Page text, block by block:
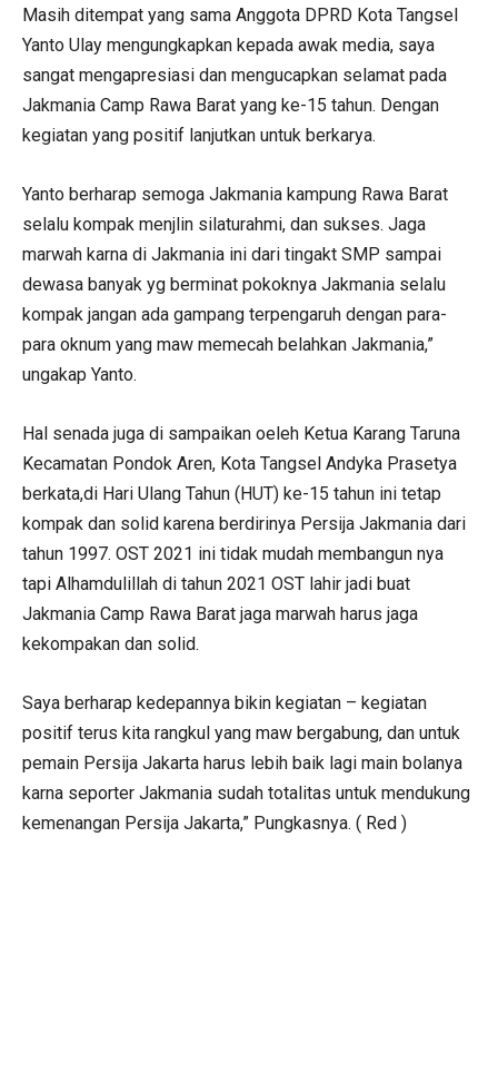
Masih ditempat yang sama Anggota DPRD Kota Tangsel
Yanto Ulay mengungkapkan kepada awak media, saya
sangat mengapresiasi dan mengucapkan selamat pada
Jakmania Camp Rawa Barat yang ke-15 tahun. Dengan
kegiatan yang positif lanjutkan untuk berkarya.
Yanto berharap semoga Jakmania kampung Rawa Barat
selalu kompak menjlin silaturahmi, dan sukses. Jaga
marwah karna di Jakmania ini dari tingakt SMP sampai
dewasa banyak yg berminat pokoknya Jakmania selalu
kompak jangan ada gampang terpengaruh dengan para-
para oknum yang maw memecah belahkan Jakmania,”
ungakap Yanto.
Hal senada juga di sampaikan oeleh Ketua Karang Taruna
Kecamatan Pondok Aren, Kota Tangsel Andyka Prasetya
berkata,di Hari Ulang Tahun (HUT) ke-15 tahun ini tetap
kompak dan solid karena berdirinya Persija Jakmania dari
tahun 1997. OST 2021 ini tidak mudah membangun nya
tapi Alhamdulillah di tahun 2021 OST lahir jadi buat
Jakmania Camp Rawa Barat jaga marwah harus jaga
kekompakan dan solid.
Saya berharap kedepannya bikin kegiatan – kegiatan
positif terus kita rangkul yang maw bergabung, dan untuk
pemain Persija Jakarta harus lebih baik lagi main bolanya
karna seporter Jakmania sudah totalitas untuk mendukung
kemenangan Persija Jakarta,” Pungkasnya. ( Red )